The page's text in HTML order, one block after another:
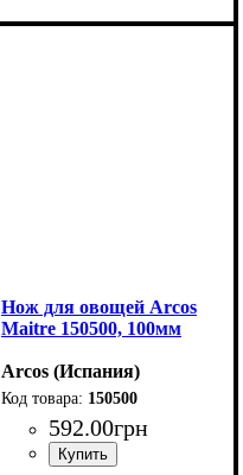
Нож для овощей Arcos
Maitre 150500, 100мм
Arcos (Испания)
150500
592.00грн